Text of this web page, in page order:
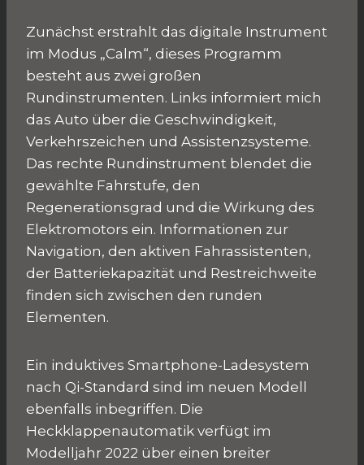
Zunächst erstrahlt das digitale Instrument
im Modus „Calm“, dieses Programm
besteht aus zwei großen
Rundinstrumenten. Links informiert mich
das Auto über die Geschwindigkeit,
Verkehrszeichen und Assistenzsysteme.
Das rechte Rundinstrument blendet die
gewählte Fahrstufe, den
Regenerationsgrad und die Wirkung des
Elektromotors ein. Informationen zur
Navigation, den aktiven Fahrassistenten,
der Batteriekapazität und Restreichweite
finden sich zwischen den runden
Elementen.
Ein induktives Smartphone-Ladesystem
nach Qi-Standard sind im neuen Modell
ebenfalls inbegriffen. Die
Heckklappenautomatik verfügt im
Modelljahr 2022 über einen breiter